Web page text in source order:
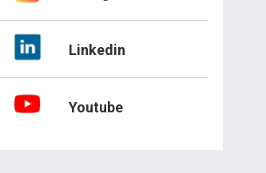
Linkedin
Youtube